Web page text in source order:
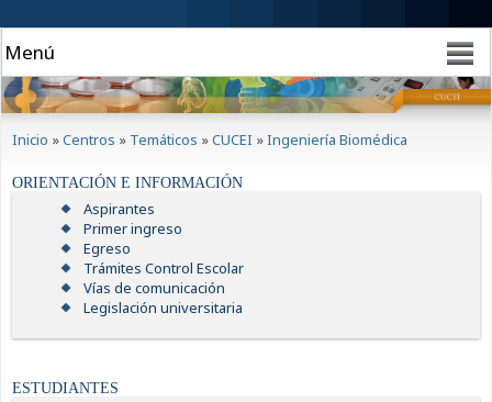
Inicio »Centros » Temáticos »CUCEI »Ingeniería Biomédica
ORIENTACIÓN E INFORMACIÓN
Aspirantes
Primer ingreso
Egreso
Trámites Control Escolar
Vías de comunicación
Legislación universitaria
ESTUDIANTES